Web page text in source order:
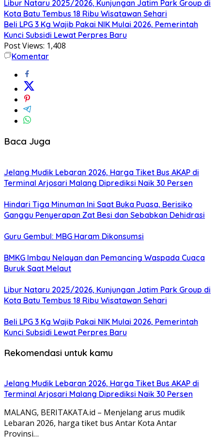
Libur Nataru 2025/2026, Kunjungan Jatim Park Group di
Kota Batu Tembus 18 Ribu Wisatawan Sehari
Beli LPG 3 Kg Wajib Pakai NIK Mulai 2026, Pemerintah
Kunci Subsidi Lewat Perpres Baru
Post Views: 1,408
Komentar
Baca Juga
Jelang Mudik Lebaran 2026, Harga Tiket Bus AKAP di
Terminal Arjosari Malang Diprediksi Naik 30 Persen
Hindari Tiga Minuman Ini Saat Buka Puasa, Berisiko
Ganggu Penyerapan Zat Besi dan Sebabkan Dehidrasi
Guru Gembul: MBG Haram Dikonsumsi
BMKG Imbau Nelayan dan Pemancing Waspada Cuaca
Buruk Saat Melaut
Libur Nataru 2025/2026, Kunjungan Jatim Park Group di
Kota Batu Tembus 18 Ribu Wisatawan Sehari
Beli LPG 3 Kg Wajib Pakai NIK Mulai 2026, Pemerintah
Kunci Subsidi Lewat Perpres Baru
Rekomendasi untuk kamu
Jelang Mudik Lebaran 2026, Harga Tiket Bus AKAP di
Terminal Arjosari Malang Diprediksi Naik 30 Persen
MALANG, BERITAKATA.id – Menjelang arus mudik
Lebaran 2026, harga tiket bus Antar Kota Antar
Provinsi…